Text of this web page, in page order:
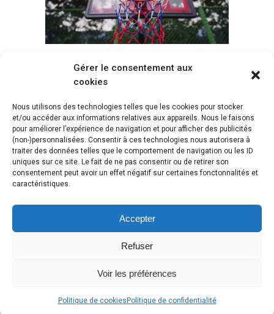
Gérer le consentement aux
cookies
Nous utilisons des technologies telles que les cookies pour stocker
et/ou accéder aux informations relatives aux appareils. Nous le faisons
pour améliorer l’expérience de navigation et pour afficher des publicités
(non-)personnalisées. Consentir à ces technologies nous autorisera à
traiter des données telles que le comportement de navigation ou les ID
uniques sur ce site. Le fait de ne pas consentir ou de retirer son
consentement peut avoir un effet négatif sur certaines fonctonnalités et
caractéristiques.
Accepter
Refuser
Voir les préférences
Politique de cookies Politique de confidentialité
Voir tous les paniers
Copyright © 2018 Webasket |
Contact